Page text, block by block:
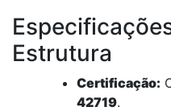
Estrutura
Certificação:
42719.